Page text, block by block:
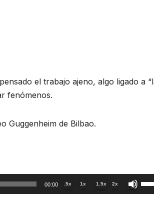
el trabajo ajeno, algo ligado a
fenómenos.
Guggenheim de Bilbao.
00:00 .5x 1x 1.5x 2x
las